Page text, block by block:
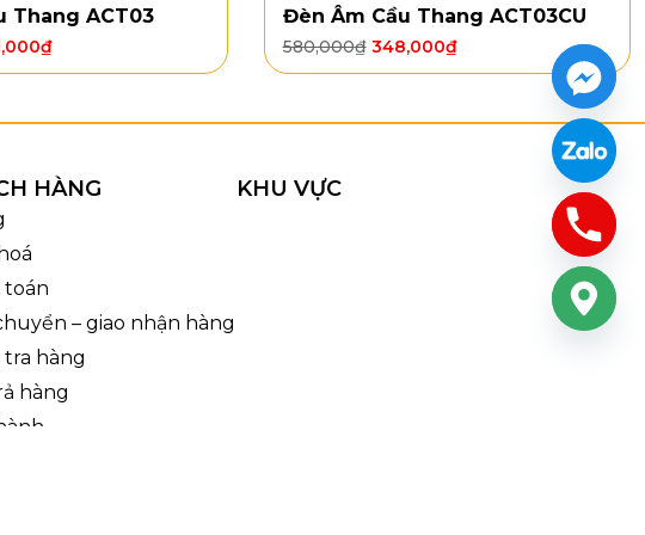
không gian sống của bạn, vừa mang lại ánh sáng ấm áp, vừa
cao cấp này với
giá ưu đãi 127 HOME! Mua
Thang ACT03
₫
Đèn Âm Cầu Thang ACT03CU
580,000₫ 348,000₫
HÀNG
toán
– giao nhận hàng
tra hàng
hàng
KHU VỰC